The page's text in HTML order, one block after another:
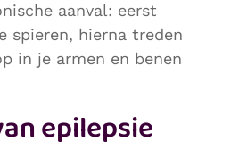
aanval: eerst
spieren, hierna treden
in je armen en benen
epilepsie